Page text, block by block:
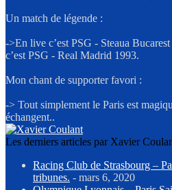
Un match de légende :
->En live c’est PSG - Steaua
c’est PSG - Real Madrid 1993.
Mon chant de supporter favori :
-> Tout simplement le Paris est
échangent..
Les derniers articles par Xavier
Racing Club de Strasbourg –
tribunes. - mars 6, 2020